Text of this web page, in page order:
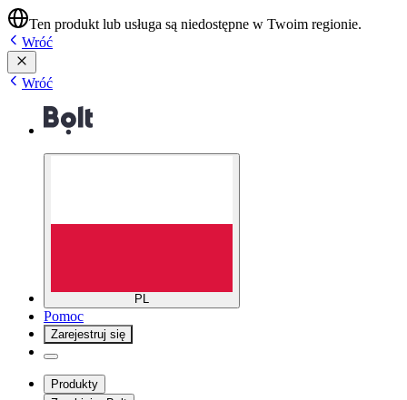
Ten produkt lub usługa są niedostępne w Twoim regionie.
Wróć
Wróć
PL
Pomoc
Zarejestruj się
Produkty